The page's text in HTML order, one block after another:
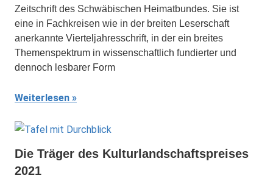
Zeitschrift des Schwäbischen Heimatbundes. Sie ist
eine in Fachkreisen wie in der breiten Leserschaft
anerkannte Vierteljahresschrift, in der ein breites
Themenspektrum in wissenschaftlich fundierter und
dennoch lesbarer Form
Weiterlesen
Die Träger des Kulturlandschaftspreises
2021